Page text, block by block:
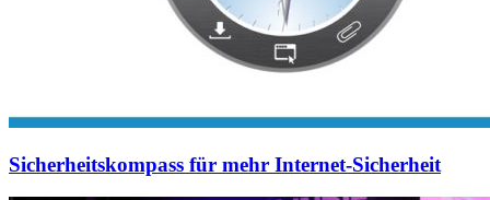
Sicherheitskompass für mehr Internet-Sicherheit